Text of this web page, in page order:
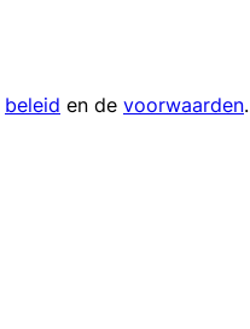
beleid en de voorwaarden.